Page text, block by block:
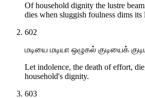
Of household dignity the lustre
dies when sluggish foulness dims its
602
மடியை மடியா ஒழுகல் குடியைக்
Let indolence, the death of effort,
household's dignity.
603